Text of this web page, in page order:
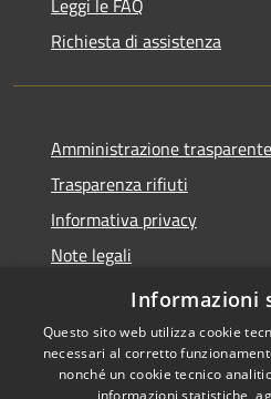
Leggi le FAQ
Richiesta di assistenza
Amministrazione trasparente
Trasparenza rifiuti
Informativa privacy
Note legali
Dichiarazione di accessibilità
Informazioni
Questo sito web utilizza cookie
necessari al corretto
nonché un cookie tecnico
informazioni statistiche,